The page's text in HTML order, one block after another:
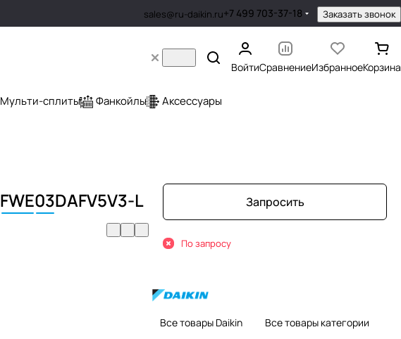
sales@ru-daikin.ru+7 499 703-37-18 Заказать звонок
ВойтиСравнениеИзбранноеКорзина
Мульти-сплиты Фанкойлы Аксессуары
FWE03DAFV5V3-L Запросить
По запросу
Все товары Daikin Все товары категории